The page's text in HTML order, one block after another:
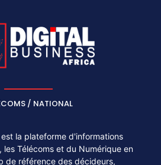
/ NATIONAL
est la plateforme d'informations
les Télécoms et du Numérique en
de référence des décideurs,